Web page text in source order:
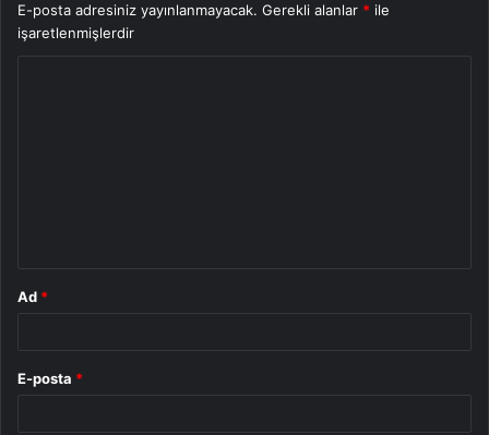
E-posta adresiniz yayınlanmayacak. Gerekli alanlar * ile
işaretlenmişlerdir
Ad *
E-posta *